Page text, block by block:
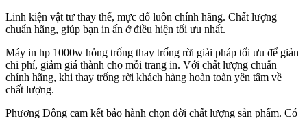
Linh kiện vật tư thay thế, mực đổ luôn chính hãng. Chất lượng
chuẩn hãng, giúp bạn in ấn ở điều hiện tối ưu nhất.
Máy in hp 1000w hỏng trống thay trống rời giải pháp tối ưu để giản
chi phí, giảm giá thành cho mỗi trang in. Với chất lượng chuẩn
chính hãng, khi thay trống rời khách hàng hoàn toàn yên tâm về
chất lượng.
Phương Đông cam kết bảo hành chọn đời chất lượng sản phẩm. Có